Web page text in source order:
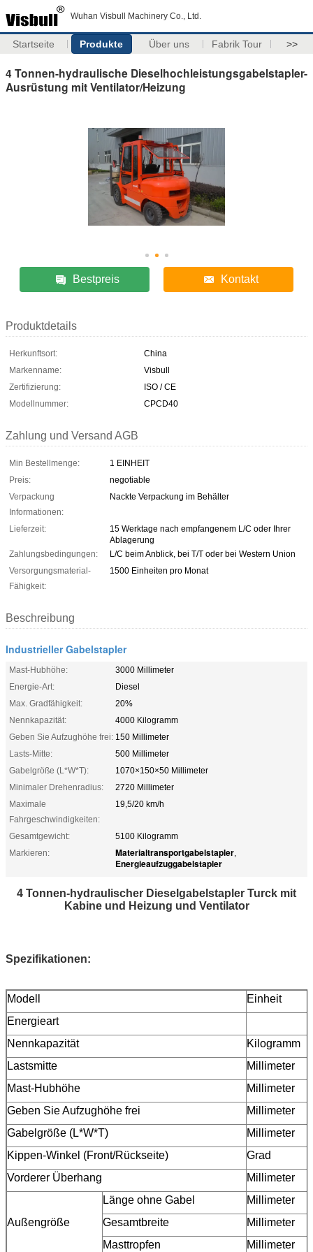
Wuhan Visbull Machinery Co., Ltd.
Startseite Produkte Über uns Fabrik Tour >>
4 Tonnen-hydraulische Dieselhochleistungsgabelstapler-
Ausrüstung mit Ventilator/Heizung
Bestpreis Kontakt
Produktdetails
Herkunftsort:
China
Markenname:
Visbull
Zertifizierung:
ISO / CE
Modellnummer:
CPCD40
Zahlung und Versand AGB
Min Bestellmenge:
1 EINHEIT
Preis:
negotiable
Verpackung
Informationen:
Nackte Verpackung im Behälter
Lieferzeit:
15 Werktage nach empfangenem L/C oder Ihrer
Ablagerung
Zahlungsbedingungen:
L/C beim Anblick, bei T/T oder bei Western Union
Versorgungsmaterial-
Fähigkeit:
1500 Einheiten pro Monat
Beschreibung
Industrieller Gabelstapler
Mast-Hubhöhe:
3000 Millimeter
Energie-Art:
Diesel
Max. Gradfähigkeit:
20%
Nennkapazität:
4000 Kilogramm
Geben Sie Aufzughöhe frei: 150 Millimeter
Lasts-Mitte:
500 Millimeter
Gabelgröße (L*W*T):
1070×150×50 Millimeter
Minimaler Drehenradius:
2720 Millimeter
Maximale
Fahrgeschwindigkeiten:
19,5/20 km/h
Gesamtgewicht:
5100 Kilogramm
Markieren:
Materialtransportgabelstapler,
Energieaufzuggabelstapler
4 Tonnen-hydraulischer Dieselgabelstapler Turck mit
Kabine und Heizung und Ventilator
Spezifikationen:
Modell
Einheit
Energieart
Nennkapazität
Kilogramm
Lastsmitte
Millimeter
Mast-Hubhöhe
Millimeter
Geben Sie Aufzughöhe frei
Millimeter
Gabelgröße (L*W*T)
Millimeter
Kippen-Winkel (Front/Rückseite)
Grad
Vorderer Überhang
Millimeter
Außengröße
Länge ohne Gabel
Millimeter
Gesamtbreite
Millimeter
Masttropfen
Millimeter